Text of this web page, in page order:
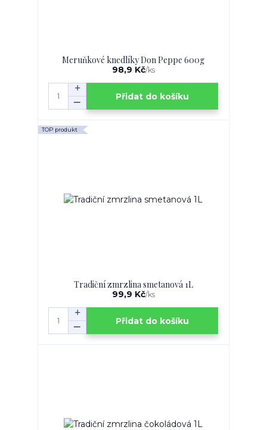
Meruňkové knedlíky Don Peppe 600g
98,9 Kč/ks
Přidat do košíku
TOP produkt
Tradiční zmrzlina smetanová 1L
99,9 Kč/ks
Přidat do košíku